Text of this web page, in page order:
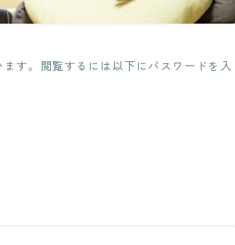
す。閲覧するには以下にパスワードを入